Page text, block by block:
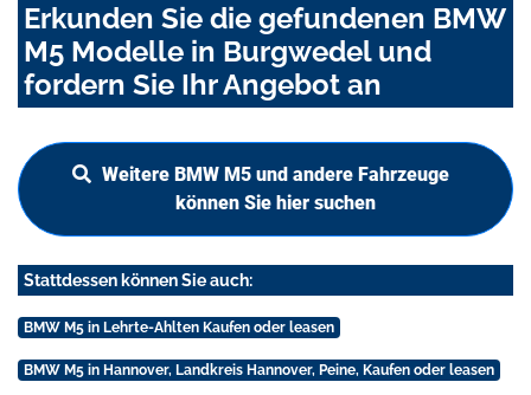
Erkunden Sie die gefundenen BMW
M5 Modelle in Burgwedel und
fordern Sie Ihr Angebot an
Weitere BMW M5 und andere Fahrzeuge
können Sie hier suchen
Stattdessen können Sie auch:
BMW M5 in Lehrte-Ahlten Kaufen oder leasen
BMW M5 in Hannover, Landkreis Hannover, Peine, Kaufen oder leasen